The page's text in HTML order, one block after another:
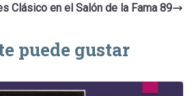
Clásico en el Salón de la Fama 89
puede gustar